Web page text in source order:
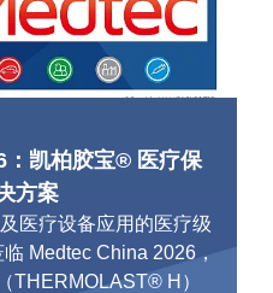
：凯柏胶宝® 医疗保
方案
医疗设备应用的医疗级
Medtec China 2026，
THERMOLAST® H）